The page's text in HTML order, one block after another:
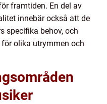
framtiden. En del av
innebär också att de
specifika behov, och
olika utrymmen och